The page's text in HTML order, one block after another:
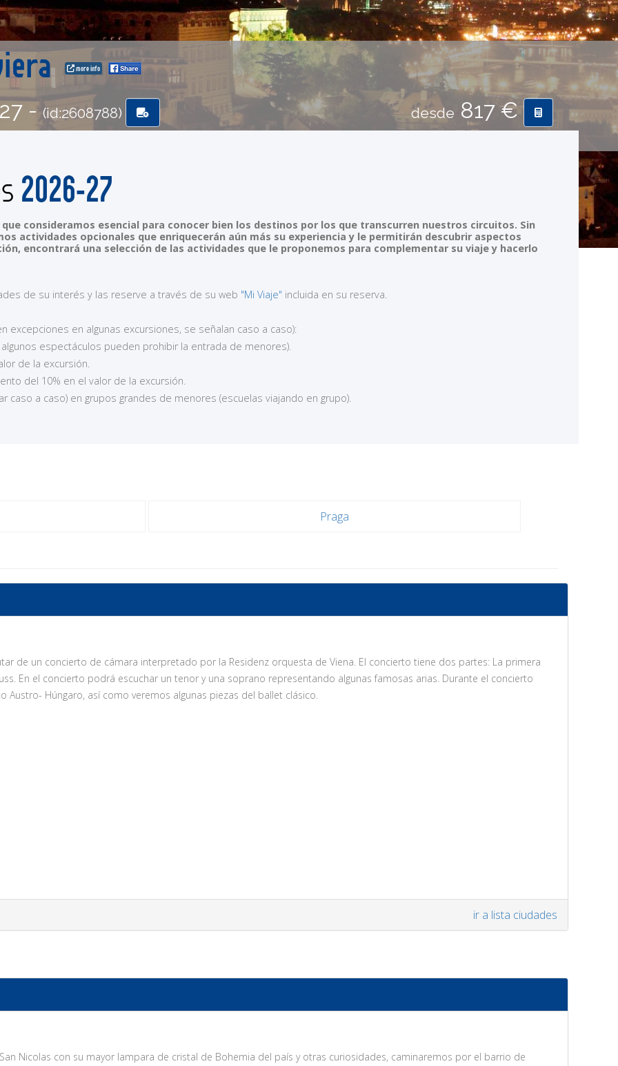
more info
- (id:2608788) desde 817 €
2026-27
consideramos esencial para conocer bien los destinos por los que transcurren nuestros circuitos. Sin
actividades opcionales que enriquecerán aún más su experiencia y le permitirán descubrir aspectos
encontrará una selección de las actividades que le proponemos para complementar su viaje y hacerlo
de su interés y las reserve a través de su web "Mi Viaje" incluida en su reserva.
excepciones en algunas excursiones, se señalan caso a caso):
espectáculos pueden prohibir la entrada de menores).
de la excursión.
del 10% en el valor de la excursión.
a caso) en grupos grandes de menores (escuelas viajando en grupo).
Praga
de un concierto de cámara interpretado por la Residenz orquesta de Viena. El concierto tiene dos partes: La primera
En el concierto podrá escuchar un tenor y una soprano representando algunas famosas arias. Durante el concierto
Austro- Húngaro, así como veremos algunas piezas del ballet clásico.
ir a lista ciudades
Nicolas con su mayor lampara de cristal de Bohemia del país y otras curiosidades, caminaremos por el barrio de